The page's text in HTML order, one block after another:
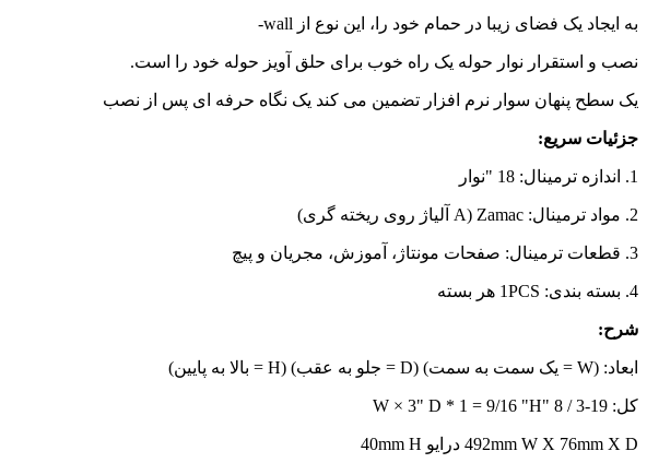
به ایجاد یک فضای زیبا در حمام خود را، این نوع از wall-
نصب و استقرار نوار حوله یک راه خوب برای حلق آویز حوله خود را است.
یک سطح پنهان سوار نرم افزار تضمین می کند یک نگاه حرفه ای پس از نصب
جزئیات سریع:
1. اندازه ترمینال: 18 "نوار
2. مواد ترمینال: Zamac (A آلیاژ روی ریخته گری)
3. قطعات ترمینال: صفحات مونتاژ، آموزش، مجریان و پیچ
4. بسته بندی: 1PCS هر بسته
شرح:
ابعاد: (W = یک سمت به سمت) (D = جلو به عقب) (H = بالا به پایین)
کل: 19-3 / 8 "W × 3" D * 1 = 9/16 "H
492mm W X 76mm X D درایو 40mm H